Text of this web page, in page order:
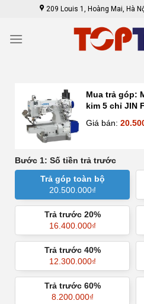
content
209 Louis 1, Hoàng Mai, Hà
Mua trả góp:
kim 5 chỉ JIN
Giá bán:
Bước 1: Số tiền trả trước
Trả góp toàn bộ
20.500.000₫
Trả trước 20%
16.400.000₫
Trả trước 40%
12.300.000₫
Trả trước 60%
8.200.000₫